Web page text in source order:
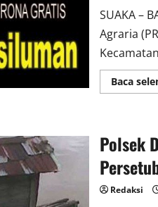
SUAKA –
Agraria
Baca
Polsek
Redaksi